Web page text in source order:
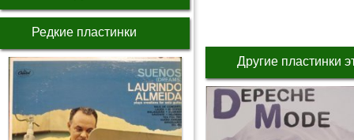
Редкие пластинки
Другие пластинки